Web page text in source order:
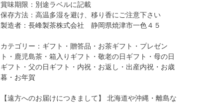
賞味期限：別途ラベルに記載
保存方法：高温多湿を避け、移り香にご注意下さい
製造者：長峰製茶株式会社 静岡県焼津市一色４５
カテゴリー：ギフト・贈答品・お茶ギフト・プレゼン
ト・鹿児島茶・箱入りギフト・敬老の日ギフト・母の日
ギフト・父の日ギフト・内祝・お返し・出産内祝・お歳
暮・お年賀
【遠方へのお届けにつきまして】 北海道や沖縄・離島な